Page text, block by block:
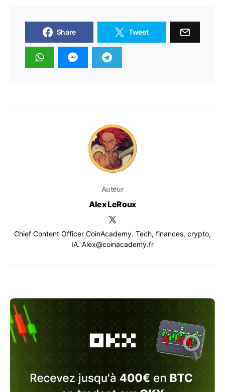
Share Tweet
Auteur
Alex LeRoux
Chief Content Officer CoinAcademy. Tech, finances, crypto,
IA. Alex@coinacademy.fr